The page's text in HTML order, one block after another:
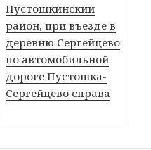
Пустошкинский
район, при въезде в
деревню Сергейцево
по автомобильной
дороге Пустошка-
Сергейцево справа